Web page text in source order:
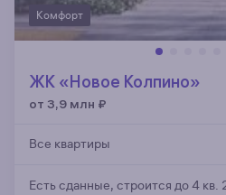
Комфорт
ЖК «Новое Колпино»
от 3,9 млн ₽
Все квартиры
Есть сданные, строится до 4 кв.